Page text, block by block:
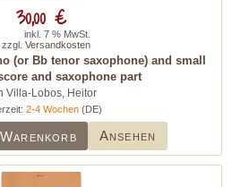
(or Bb tenor saxophone) and small
and saxophone part
Villa-Lobos, Heitor
2-4 Wochen(DE)
Ansehen
30,00 €
inkl. 7 % MwSt.
zzgl. Versandkosten